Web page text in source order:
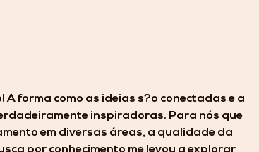
forma como as ideias s?o conectadas e a
inspiradoras. Para nós que
em diversas áreas, a qualidade da
por conhecimento me levou a explorar